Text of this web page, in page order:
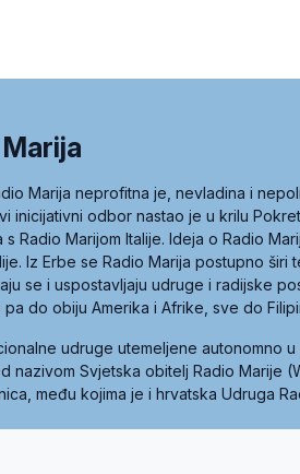
Marija neprofitna je, nevladina i
inicijativni odbor nastao je u krilu
s Radio Marijom Italije. Ideja o Radio
Iz Erbe se Radio Marija postupno
se i uspostavljaju udruge i radijske
do obiju Amerika i Afrike, sve do
udruge utemeljene autonomno
nazivom Svjetska obitelj Radio Marije
među kojima je i hrvatska Udruga